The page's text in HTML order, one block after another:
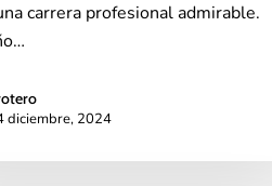
carrera profesional admirable.
diciembre, 2024